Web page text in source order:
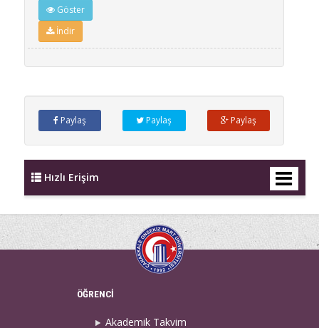
Göster
İndir
Paylaş Paylaş Paylaş
Hızlı Erişim
ÖĞRENCİ
Akademik Takvim